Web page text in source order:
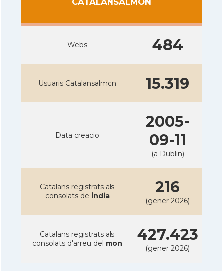
Webs 484
Usuaris Catalansalmon 15.319
Data creacio
2005-
09-11
(a Dublin)
Catalans registrats als
consolats de Índia 216
(gener 2026)
Catalans registrats als
consolats d'arreu del mon 427.423
(gener 2026)